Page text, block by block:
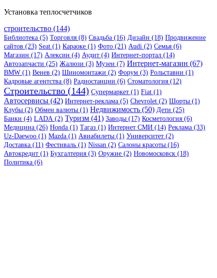
Установка теплосчетчиков
строительство (144)
Библиотека (5) Торговля (8) Свадьба (16) Дизайн (18) Продвижение
сайтов (23) Seat (1) Караоке (1) Фото (21) Audi (2) Семья (6)
Магазин (17) Алексин (4) Аудит (4) Интернет-портал (14)
Автозапчасти (25) Жалюзи (3) Музеи (7) Интернет-магазин (67)
BMW (1) Венев (2) Шиномонтажи (2) Форум (3) Рольставни (1)
Кадровые агентства (8) Радиостанции (6) Стоматология (12)
Строительство (144) Супермаркет (1) Fiat (1)
Автосервисы (42) Интернет-реклама (5) Chevrolet (2) Шорты (1)
Клубы (2) Обмен валюты (1) Недвижимость (50) Дети (25)
Банки (4) LADA (2) Туризм (41) Заводы (17) Косметология (6)
Медицина (26) Honda (1) Тагаз (1) Интернет СМИ (14) Реклама (33)
Uz-Daewoo (1) Mazda (1) Авиабилеты (1) Университет (2)
Доставка (11) Фестиваль (1) Nissan (2) Салоны красоты (16)
Автокредит (1) Бухгалтерия (3) Оружие (2) Новомосковск (18)
Политика (6)